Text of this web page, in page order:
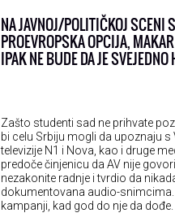
NA JAVNOJ/POLITIČKOJ SCENI
PROEVROPSKA OPCIJA,
IPAK NE BUDE DA JE
Zašto studenti sad ne prihvate
bi celu Srbiju mogli da upoznaju
televizije N1 i Nova, kao i druge
predoče činjenicu da AV nije
nezakonite radnje i tvrdio da
dokumentovana audio-
kampanji, kad god do nje da